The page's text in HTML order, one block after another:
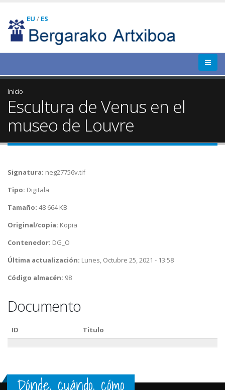
EU / ES
Inicio
Escultura de Venus en el
museo de Louvre
Signatura: neg27756v.tif
Tipo: Digitala
Tamaño: 48 664 KB
Original/copia: Kopia
Contenedor: DG_O
Última actualización: Lunes, Octubre 25, 2021 - 13:58
Código almacén: 98
Documento
ID Titulo
Dónde, cuándo, cómo